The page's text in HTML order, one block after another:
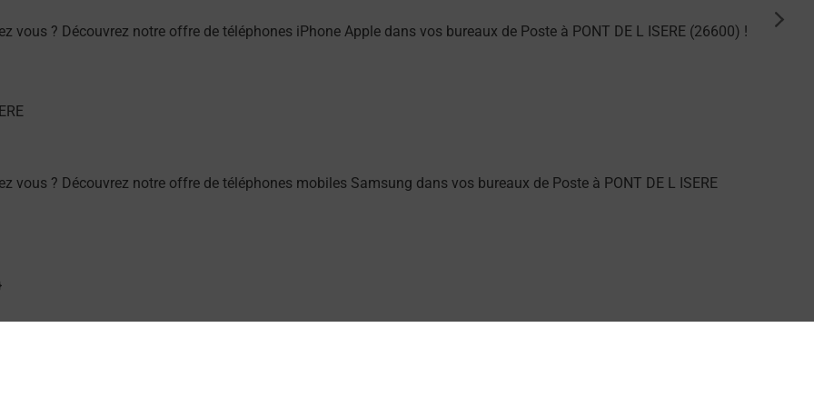
vous ? Découvrez notre offre de téléphones iPhone Apple dans vos bureaux de Poste à PONT DE L ISERE (26600) !
vous ? Découvrez notre offre de téléphones mobiles Samsung dans vos bureaux de Poste à PONT DE L ISERE
l’extérieur de votre domicile ? Découvrez les offres téléalarme dans votre bureau de Poste à PONT DE L ISERE.